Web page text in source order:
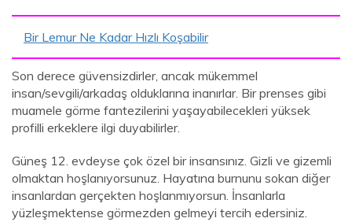
Bir Lemur Ne Kadar Hızlı Koşabilir
Son derece güvensizdirler, ancak mükemmel
insan/sevgili/arkadaş olduklarına inanırlar. Bir prenses gibi
muamele görme fantezilerini yaşayabilecekleri yüksek
profilli erkeklere ilgi duyabilirler.
Güneş 12. evdeyse çok özel bir insansınız. Gizli ve gizemli
olmaktan hoşlanıyorsunuz. Hayatına burnunu sokan diğer
insanlardan gerçekten hoşlanmıyorsun. İnsanlarla
yüzleşmektense görmezden gelmeyi tercih edersiniz.